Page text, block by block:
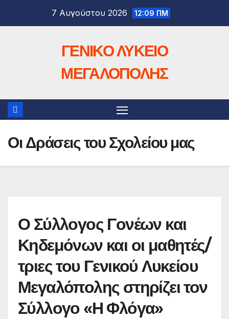
7 Αυγούστου 2026 12:09 ΠΜ
ΓΕΝΙΚΟ ΛΥΚΕΙΟ
ΜΕΓΑΛΟΠΟΛΗΣ
Οι Δράσεις του Σχολείου μας
Ο Σύλλογος Γονέων και
Κηδεμόνων και οι μαθητές/
τριες του Γενικού Λυκείου
Μεγαλόπολης στηρίζει τον
Σύλλογο «Η Φλόγα»